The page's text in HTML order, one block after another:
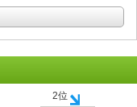
2位